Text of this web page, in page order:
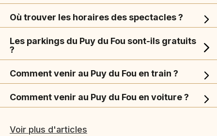
Où trouver les horaires des spectacles ?
Les parkings du Puy du Fou sont-ils gratuits
?
Comment venir au Puy du Fou en train ?
Comment venir au Puy du Fou en voiture ?
Voir plus d'articles